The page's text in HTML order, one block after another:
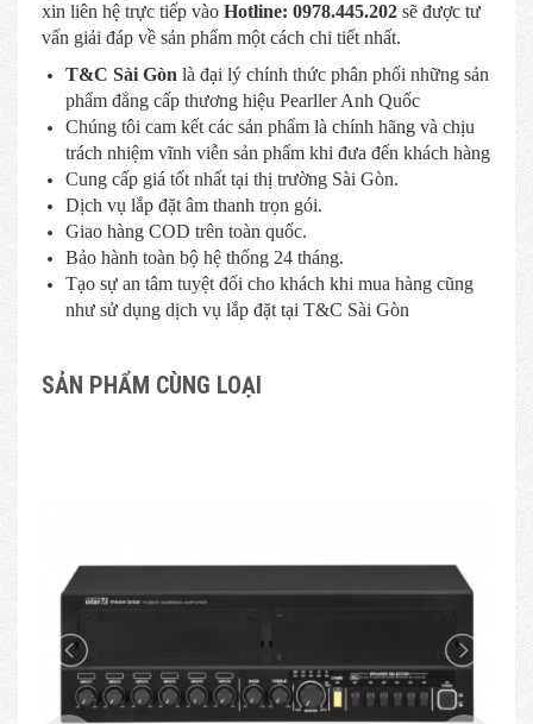
xin liên hệ trực tiếp vào Hotline: 0978.445.202 sẽ được tư
vấn giải đáp về sản phẩm một cách chi tiết nhất.
T&C Sài Gòn là đại lý chính thức phân phối những sản
phẩm đẳng cấp thương hiệu Pearller Anh Quốc
Chúng tôi cam kết các sản phẩm là chính hãng và chịu
trách nhiệm vĩnh viễn sản phẩm khi đưa đến khách hàng
Cung cấp giá tốt nhất tại thị trường Sài Gòn.
Dịch vụ lắp đặt âm thanh trọn gói.
Giao hàng COD trên toàn quốc.
Bảo hành toàn bộ hệ thống 24 tháng.
Tạo sự an tâm tuyệt đối cho khách khi mua hàng cũng
như sử dụng dịch vụ lắp đặt tại T&C Sài Gòn
SẢN PHẨM CÙNG LOẠI